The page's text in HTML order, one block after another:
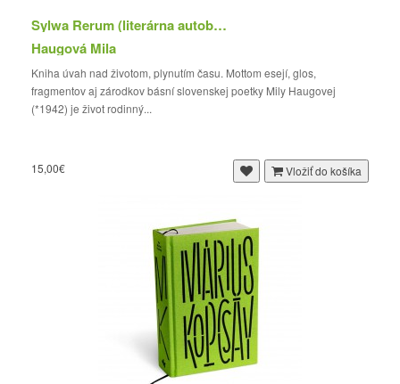
Sylwa Rerum (literárna autobiografia)
Haugová Mila
Kniha úvah nad životom, plynutím času. Mottom esejí, glos,
fragmentov aj zárodkov básní slovenskej poetky Mily Haugovej
(*1942) je život rodinný...
15,00€ Vložiť do košíka